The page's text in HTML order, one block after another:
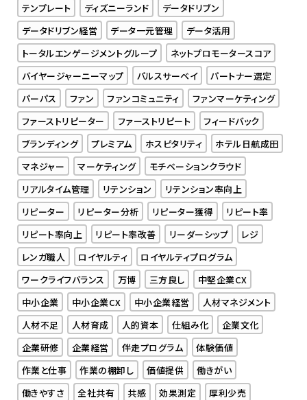
テンプレート
ディズニーランド
データドリブン
データドリブン経営
データ一元管理
データ活用
トータルエンゲージメントグループ
ネットプロモータースコア
バイヤージャーニーマップ
パルスサーベイ
パートナー選定
パーパス
ファン ファンコミュニティ
ファンマーケティング
ファーストリピーター
ファーストリピート
フィードバック
ブランディング
プレミアム ホスピタリティ
ホテル日航成田
マネジャー
マーケティング
モチベーションクラウド
リアルタイム管理
リテンション
リテンション率向上
リピーター
リピーター分析 リピーター獲得
リピート率
リピート率向上
リピート率改善 リーダーシップ
レジ
レンガ職人
ロイヤルティ
ロイヤルティプログラム
ワークライフバランス
万博 三方良し
中堅企業CX
中小企業
中小企業CX 中小企業経営
人材マネジメント
人材不足
人材育成 人的資本 仕組み化
企業文化
企業研修
企業経営 伴走プログラム
体験価値
作業と仕事
作業の棚卸し 価値提供
働きがい
働きやすさ
全社共有 共感 効果測定
厚利少売